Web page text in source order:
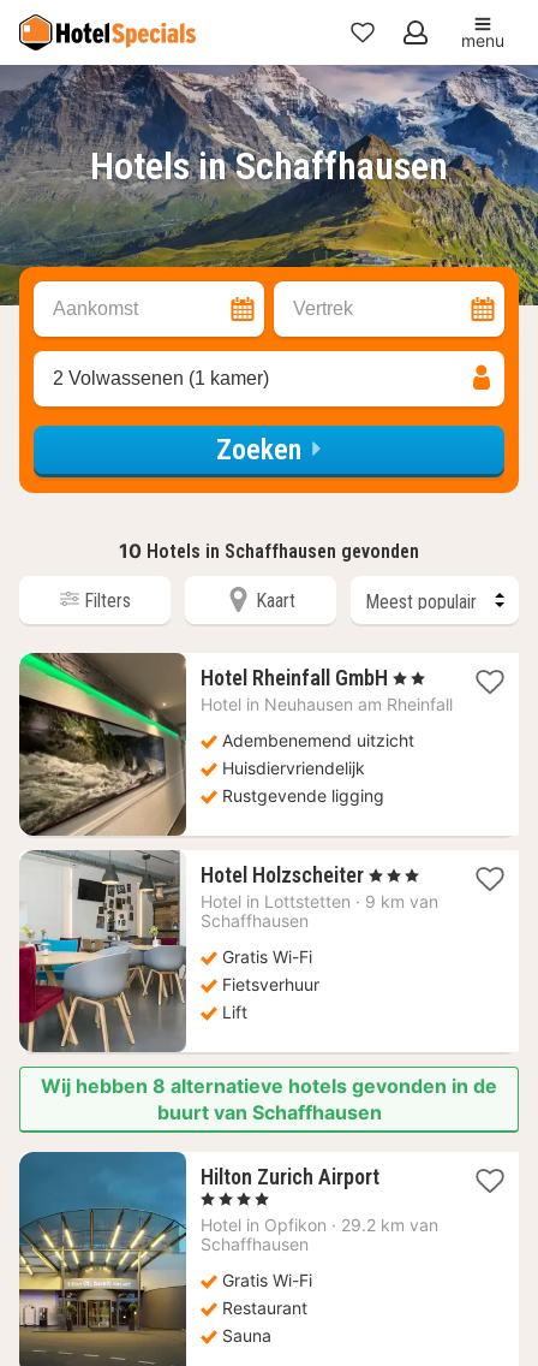
Mijn
favorieten
menu
Hotels in Schaffhausen
Aankomst Vertrek
2 Volwassenen (1 kamer)
Zoeken
10 Hotels in Schaffhausen gevonden
Filters Kaart
Hotel Rheinfall GmbH 1
nacht
191,16
, 2 Sterren
Hotel in Neuhausen am Rheinfall
Adembenemend uitzicht
Huisdiervriendelijk
Rustgevende ligging
Hotel Holzscheiter 1
nacht
, 3 Sterren
Hotel in Lottstetten · 9 km van
Schaffhausen
Gratis Wi-Fi
Fietsverhuur
Lift
Wij hebben 8 alternatieve hotels gevonden in de
buurt van Schaffhausen
Hilton Zurich Airport1
vanaf
, 4 Sterren
Hotel in Opfikon · 29.2 km van
Schaffhausen
Gratis Wi-Fi
Restaurant
Sauna